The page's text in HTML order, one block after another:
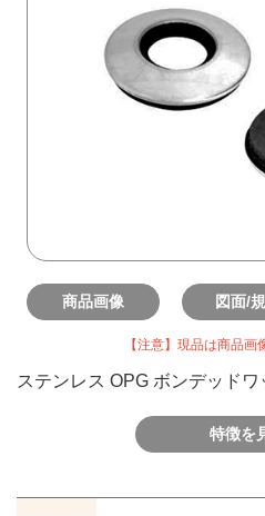
商品画像 図面/
【注意】現品は商品画
ステンレス OPG ボンデッド
特徴を